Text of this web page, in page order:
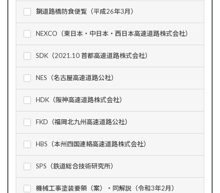
鋼道路橋防食便覧（平成26年3月）
NEXCO（東日本・中日本・西日本高速道路株式会社）
SDK（2021.10 首都高速道路株式会社）
NES（名古屋高速道路公社）
HDK（阪神高速道路株式会社）
FKD（福岡北九州高速道路公社）
HBS（本州四国連絡高速道路株式会社）
SPS（鉄道総合技術研究所）
機械工事塗装要領（案）・同解説（令和3年2月）